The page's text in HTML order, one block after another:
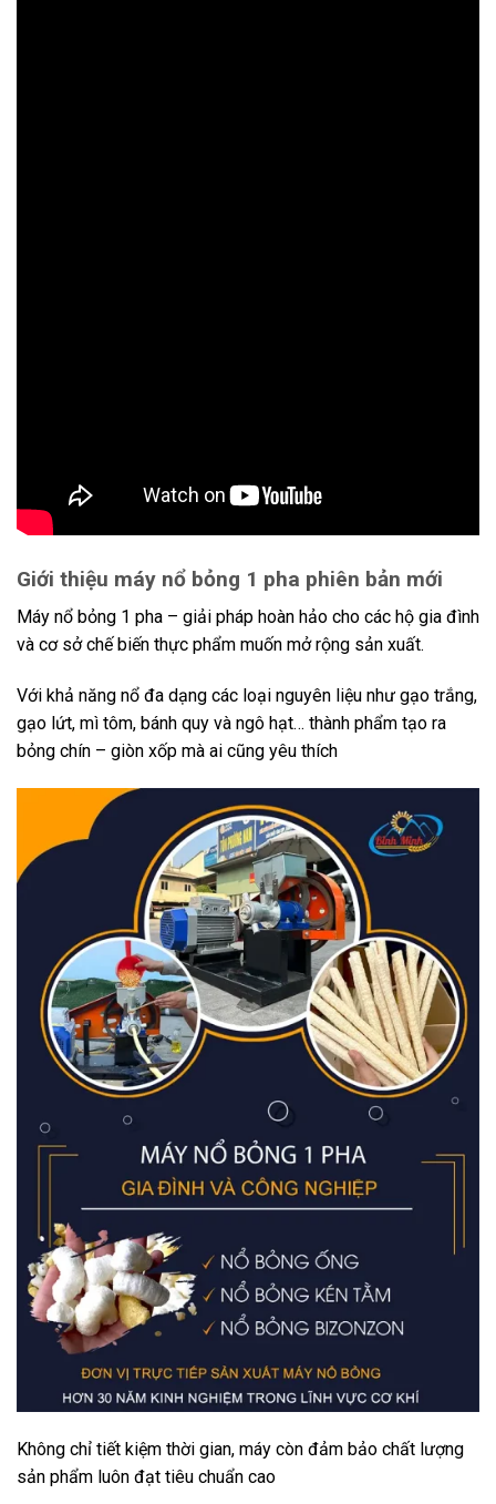
Giới thiệu máy nổ bỏng 1 pha phiên bản mới
Máy nổ bỏng 1 pha – giải pháp hoàn hảo cho các hộ gia đình
và cơ sở chế biến thực phẩm muốn mở rộng sản xuất.
Với khả năng nổ đa dạng các loại nguyên liệu như gạo trắng,
gạo lứt, mì tôm, bánh quy và ngô hạt… thành phẩm tạo ra
bỏng chín – giòn xốp mà ai cũng yêu thích
Không chỉ tiết kiệm thời gian, máy còn đảm bảo chất lượng
sản phẩm luôn đạt tiêu chuẩn cao